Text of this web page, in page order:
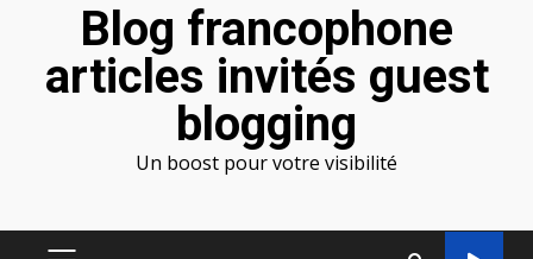
Blog francophone
articles invités guest
blogging
Un boost pour votre visibilité